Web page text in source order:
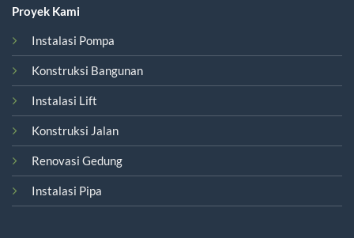
Proyek Kami
Instalasi Pompa
Konstruksi Bangunan
Instalasi Lift
Konstruksi Jalan
Renovasi Gedung
Instalasi Pipa